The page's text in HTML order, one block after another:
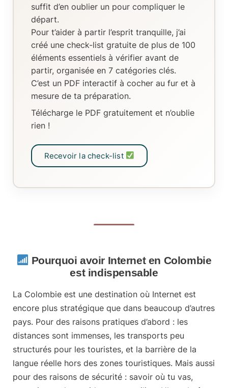
suffit d’en oublier un pour compliquer le
départ.
Pour t’aider à partir l’esprit tranquille, j’ai
créé une check-list gratuite de plus de 100
éléments essentielsà vérifier avant de
partir, organisée en 7 catégories clés.
C’est un PDF interactifà cocher au fur et à
mesure de ta préparation.
Télécharge le PDF gratuitement et n’oublie
rien !
Recevoir la check-list
Pourquoi avoir Internet en Colombie
est indispensable
La Colombie est une destination où Internet est
encore plus stratégique que dans beaucoup d’autres
pays. Pour des raisons pratiques d’abord : les
distances sont immenses, les transports peu
structurés pour les touristes, et la barrière de la
langue réelle hors des zones touristiques. Mais aussi
pour des raisons de sécurité : savoir où tu vas,